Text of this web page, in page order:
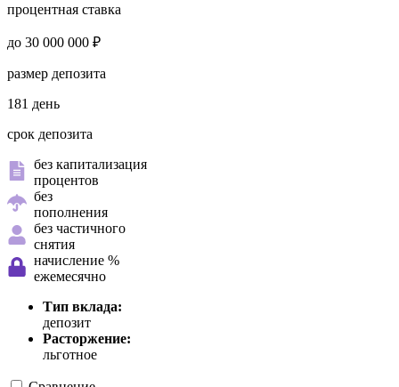
процентная ставка
до 30 000 000 ₽
размер депозита
181 день
срок депозита
без капитализация
процентов
без
пополнения
без частичного
снятия
начисление %
ежемесячно
Тип вклада:
депозит
Расторжение:
льготное